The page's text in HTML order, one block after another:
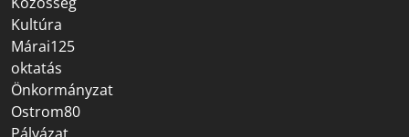
Kultúra
Márai125
oktatás
Önkormányzat
Ostrom80